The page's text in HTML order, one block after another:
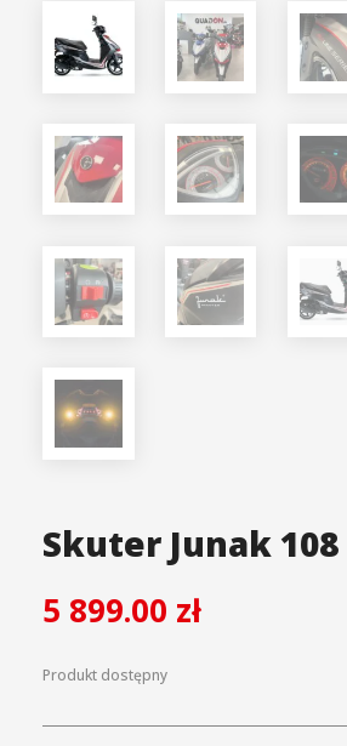
Skuter Junak 108
5 899.00 zł
Produkt dostępny